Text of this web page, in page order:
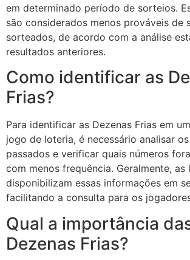
em determinado período de sorteios.
são considerados menos prováveis de
sorteados, de acordo com a análise
resultados anteriores.
Como identificar as
Frias?
Para identificar as Dezenas Frias em
jogo de loteria, é necessário analisar
passados e verificar quais números
com menos frequência. Geralmente, as
disponibilizam essas informações em
facilitando a consulta para os
Qual a importância
Dezenas Frias?